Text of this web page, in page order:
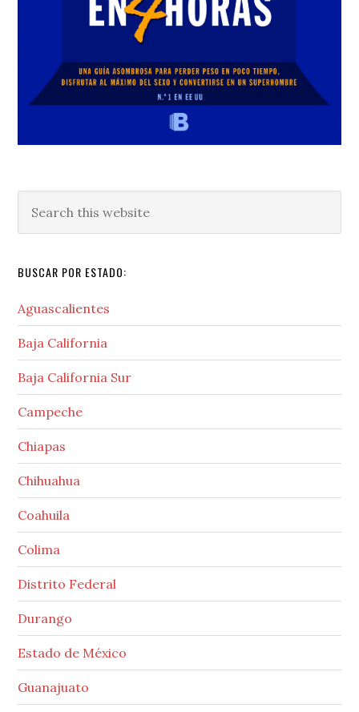
this
BUSCAR POR ESTADO:
Aguascalientes
Baja California
Baja California Sur
Campeche
Chiapas
Chihuahua
Coahuila
Colima
Distrito Federal
Durango
Estado de México
Guanajuato